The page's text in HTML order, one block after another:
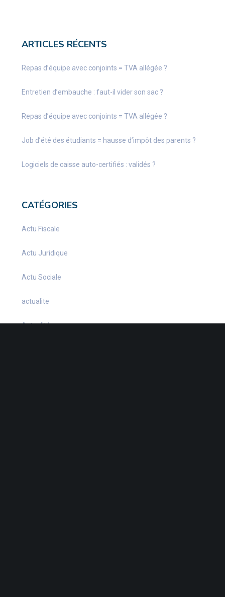
ARTICLES RÉCENTS
Repas d’équipe avec conjoints = TVA allégée ?
Entretien d’embauche : faut-il vider son sac ?
Repas d’équipe avec conjoints = TVA allégée ?
Job d’été des étudiants = hausse d’impôt des parents ?
Logiciels de caisse auto-certifiés : validés ?
CATÉGORIES
Actu Fiscale
Actu Juridique
Actu Sociale
actualite
Actualités